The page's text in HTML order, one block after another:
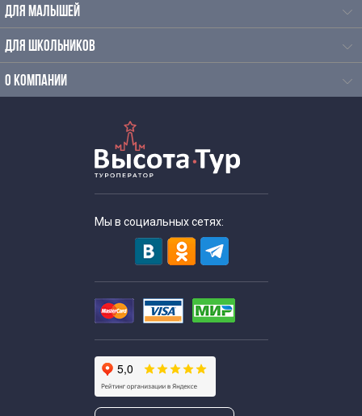
ДЛЯ МАЛЫШЕЙ
ДЛЯ ШКОЛЬНИКОВ
О КОМПАНИИ
Мы в социальных сетях: